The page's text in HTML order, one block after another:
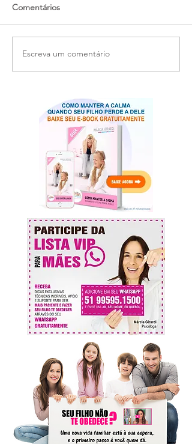
Comentários
Escreva um comentário